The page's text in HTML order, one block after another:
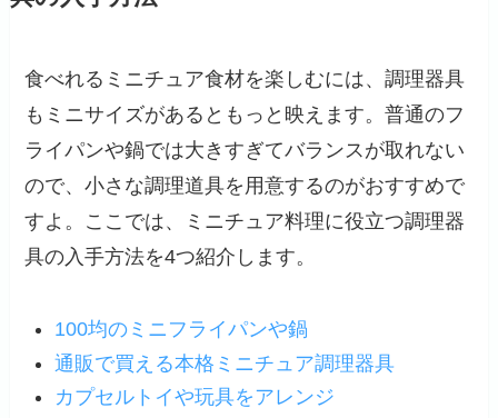
食べれるミニチュア食材を楽しむには、調理器具
もミニサイズがあるともっと映えます。普通のフ
ライパンや鍋では大きすぎてバランスが取れない
ので、小さな調理道具を用意するのがおすすめで
すよ。ここでは、ミニチュア料理に役立つ調理器
具の入手方法を4つ紹介します。
100均のミニフライパンや鍋
通販で買える本格ミニチュア調理器具
カプセルトイや玩具をアレンジ